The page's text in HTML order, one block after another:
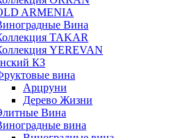
ARMENIA
Вина
TAKAR
YEREVAN
КЗ
вина
Арцруни
Дерево Жизни
Вина
вина